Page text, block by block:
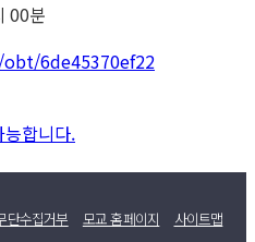
00분
6de45370ef22
합니다.
단수집거부 모교 홈페이지 사이트맵